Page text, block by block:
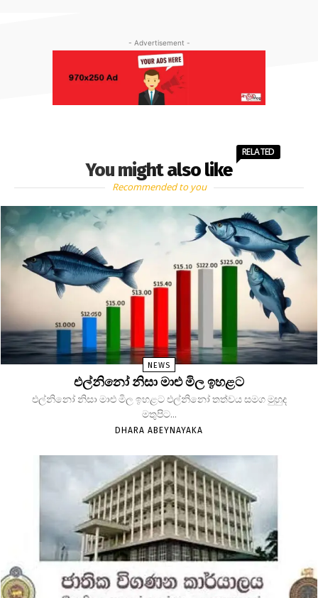
- Advertisement -
You might also like
RELATED
Recommended to you
NEWS
එල්නිනෝ නිසා මාළු මිල ඉහළට
එල්නිනෝ නිසා මාළු මිල ඉහළට එල්නිනෝ තත්වය සමග මුහුද
මතුපිට...
DHARA ABEYNAYAKA